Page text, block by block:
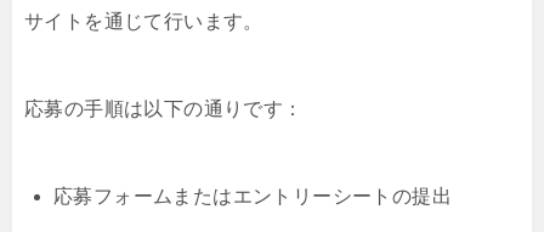
サイトを通じて行います。
応募の手順は以下の通りです：
応募フォームまたはエントリーシートの提出